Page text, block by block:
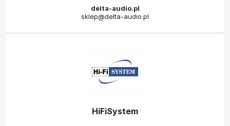
delta-audio.pl
sklep@delta-audio.pl
HiFiSystem